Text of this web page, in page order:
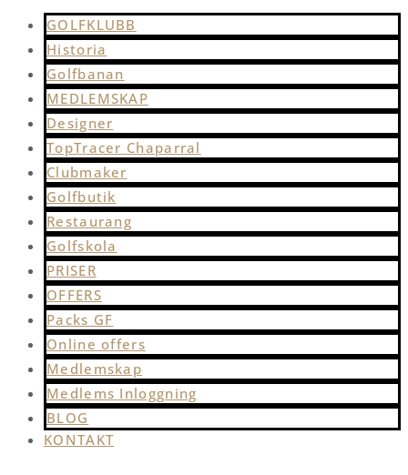
GOLFKLUBB
Historia
Golfbanan
MEDLEMSKAP
Designer
TopTracer Chaparral
Clubmaker
Golfbutik
Restaurang
Golfskola
PRISER
OFFERS
Packs GF
Online offers
Medlemskap
Medlems Inloggning
BLOG
KONTAKT